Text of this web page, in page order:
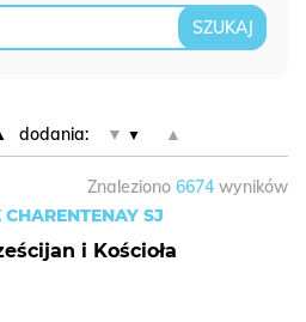
dodania: ▼ ▲
Znaleziono 6674 wyników
CHARENTENAY SJ
i Kościoła